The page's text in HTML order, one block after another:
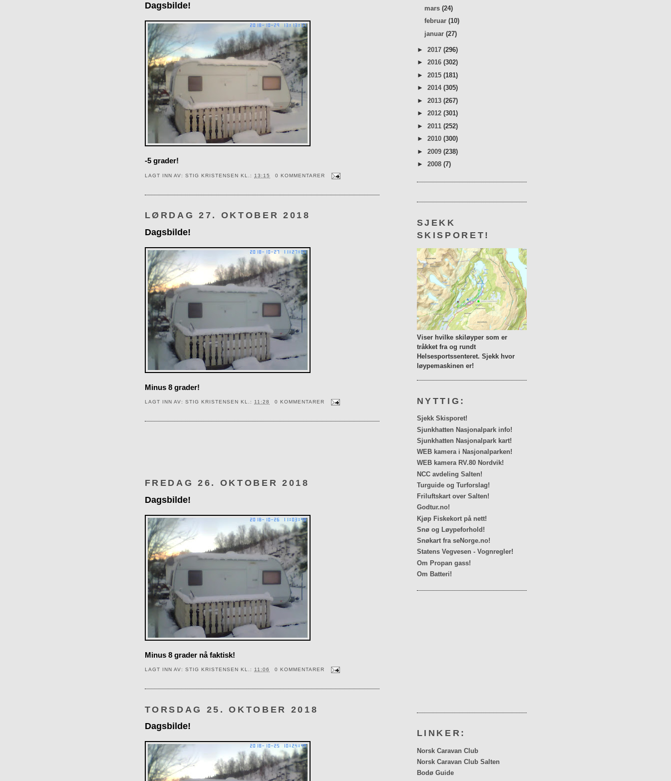
Dagsbilde!
-5 grader!
LAGT INN AV: STIG KRISTENSEN KL.: 13:15 0 KOMMENTARER
LØRDAG 27. OKTOBER 2018
Dagsbilde!
Minus 8 grader!
LAGT INN AV: STIG KRISTENSEN KL.: 11:28 0 KOMMENTARER
FREDAG 26. OKTOBER 2018
Dagsbilde!
Minus 8 grader nå faktisk!
LAGT INN AV: STIG KRISTENSEN KL.: 11:06 0 KOMMENTARER
TORSDAG 25. OKTOBER 2018
Dagsbilde!
mars(24)
februar(10)
januar(27)
► 2017 (296)
► 2016 (302)
► 2015 (181)
► 2014 (305)
► 2013 (267)
► 2012 (301)
► 2011 (252)
► 2010 (300)
► 2009 (238)
► 2008 (7)
SJEKK
SKISPORET!
Viser hvilke skiløyper som er
tråkket fra og rundt
Helsesportssenteret. Sjekk hvor
løypemaskinen er!
NYTTIG:
Sjekk Skisporet!
Sjunkhatten Nasjonalpark info!
Sjunkhatten Nasjonalpark kart!
WEB kamera i Nasjonalparken!
WEB kamera RV.80 Nordvik!
NCC avdeling Salten!
Turguide og Turforslag!
Friluftskart over Salten!
Godtur.no!
Kjøp Fiskekort på nett!
Snø og Løypeforhold!
Snøkart fra seNorge.no!
Statens Vegvesen - Vognregler!
Om Propan gass!
Om Batteri!
LINKER:
Norsk Caravan Club
Norsk Caravan Club Salten
Bodø Guide